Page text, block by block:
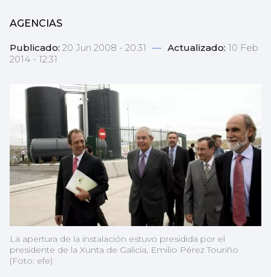
AGENCIAS
Publicado: 20 Jun 2008 - 20:31 — Actualizado: 10 Feb
2014 - 12:31
La apertura de la instalación estuvo presidida por el
presidente de la Xunta de Galicia, Emilio Pérez Touriño
(Foto: efe)